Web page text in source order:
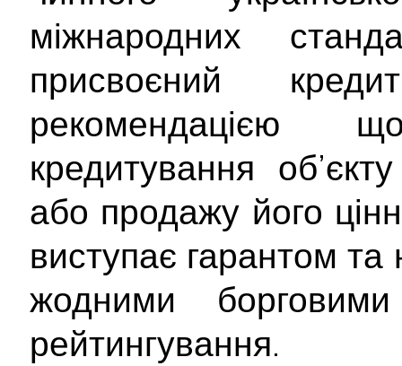
міжнародних
присвоєний
рекомендацією
кредитування
або продажу його
виступає гарантом та
жодними борговими
рейтингування.